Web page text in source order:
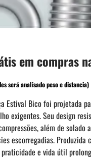
em compras
será analisado peso e distancia)
Estival Bico foi projetada
exigentes. Seu design
além de
escorregadias.
praticidade e vida útil